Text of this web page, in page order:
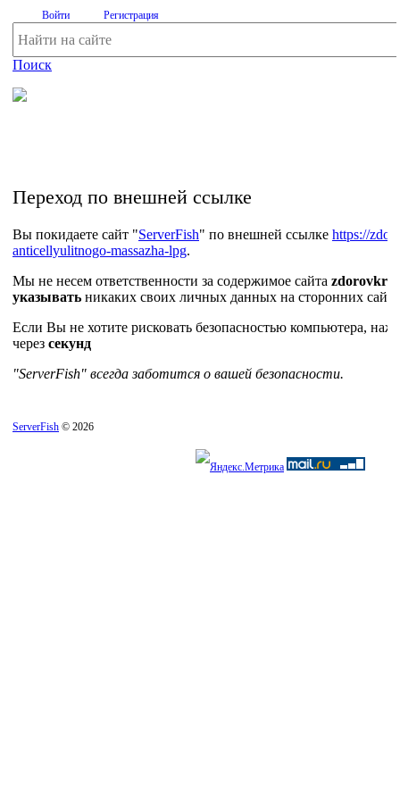
Войти Регистрация
Поиск
Переход по внешней ссылке
Вы покидаете сайт "ServerFish" по внешней ссылке https://
anticellyulitnogo-massazha-lpg.
Мы не несем ответственности за содержимое сайта
указывать никаких своих личных данных на сторонних
Если Вы не хотите рисковать безопасностью компьютера,
через секунд
"ServerFish" всегда заботится о вашей безопасности.
ServerFish © 2026